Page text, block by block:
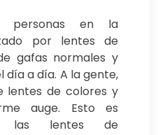
personas en la
por lentes de
gafas normales y
día a día. A la gente,
lentes de colores y
auge. Esto es
las lentes de